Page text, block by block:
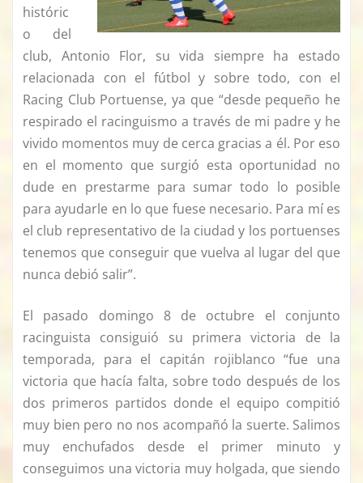
históric
o del
club, Antonio Flor, su vida siempre ha estado
relacionada con el fútbol y sobre todo, con el
Racing Club Portuense, ya que “desde pequeño he
respirado el racinguismo a través de mi padre y he
vivido momentos muy de cerca gracias a él. Por eso
en el momento que surgió esta oportunidad no
dude en prestarme para sumar todo lo posible
para ayudarle en lo que fuese necesario. Para mí es
el club representativo de la ciudad y los portuenses
tenemos que conseguir que vuelva al lugar del que
nunca debió salir”.
El pasado domingo 8 de octubre el conjunto
racinguista consiguió su primera victoria de la
temporada, para el capitán rojiblanco “fue una
victoria que hacía falta, sobre todo después de los
dos primeros partidos donde el equipo compitió
muy bien pero no nos acompañó la suerte. Salimos
muy enchufados desde el primer minuto y
conseguimos una victoria muy holgada, que siendo